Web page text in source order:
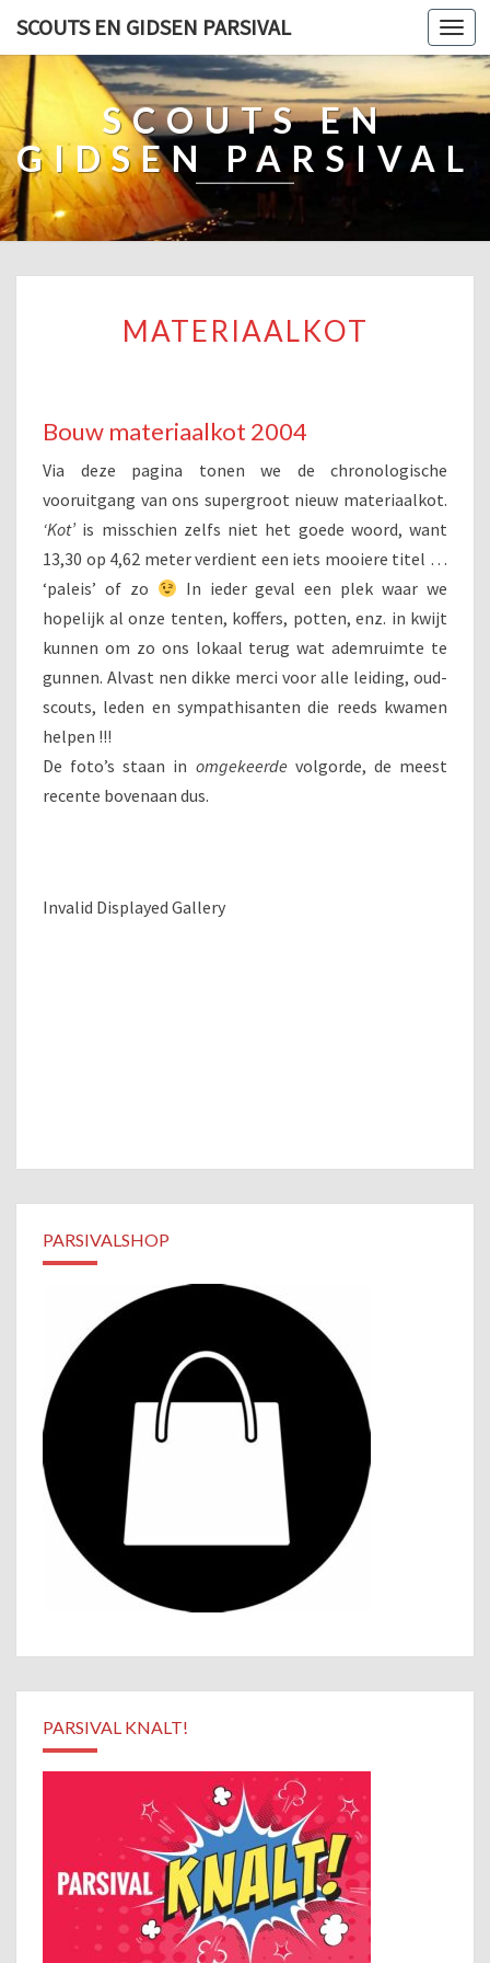
SCOUTS EN GIDSEN PARSIVAL
SCOUTS EN
GIDSEN PARSIVAL
MATERIAALKOT
Bouw materiaalkot 2004
Via deze pagina tonen we de chronologische
vooruitgang van ons supergroot nieuw materiaalkot.
‘Kot’ is misschien zelfs niet het goede woord, want
13,30 op 4,62 meter verdient een iets mooiere titel …
‘paleis’ of zo
In ieder geval een plek waar we
hopelijk al onze tenten, koffers, potten, enz. in kwijt
kunnen om zo ons lokaal terug wat ademruimte te
gunnen. Alvast nen dikke merci voor alle leiding, oud-
scouts, leden en sympathisanten die reeds kwamen
helpen !!!
De foto’s staan in omgekeerde volgorde, de meest
recente bovenaan dus.
Invalid Displayed Gallery
PARSIVALSHOP
PARSIVAL KNALT!